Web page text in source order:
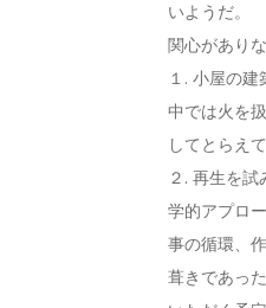
いようだ。
関心があり
１. 小屋の
中では火を
してとらえ
２. 再生を
学的アプロ
事の循環、
葺きであっ